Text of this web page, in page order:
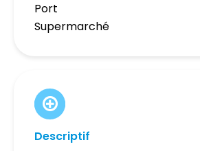
Port
Supermarché
Descriptif